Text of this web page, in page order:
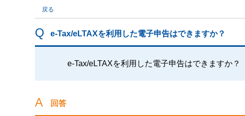
戻る
e-Tax/eLTAXを利用した電子申告はできますか？
e-Tax/eLTAXを利用した電子申告はできますか？
回答